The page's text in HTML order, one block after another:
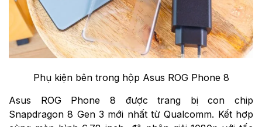
Phụ kiện bên trong hộp Asus ROG Phone 8
Asus ROG Phone 8 được trang bị con chip
Snapdragon 8 Gen 3 mới nhất từ Qualcomm. Kết hợp